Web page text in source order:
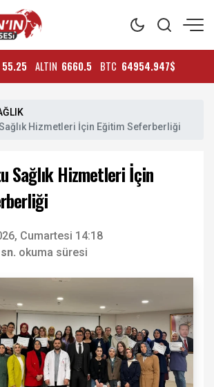
55.25 ALTIN 6660.5 BTC 64954.947$
Hizmetleri İçin Eğitim Seferberliği
Sağlık Hizmetleri İçin
Cumartesi 14:18
okuma süresi